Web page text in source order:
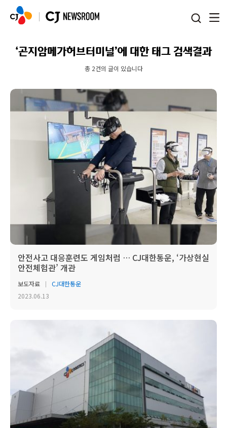
‘곤지암메가허브터미널’에 대한 태그 검색결과
총 2건의 글이 있습니다
안전사고 대응훈련도 게임처럼 … CJ대한통운, ‘가상현실
안전체험관’ 개관
보도자료
CJ대한통운
2023.06.13